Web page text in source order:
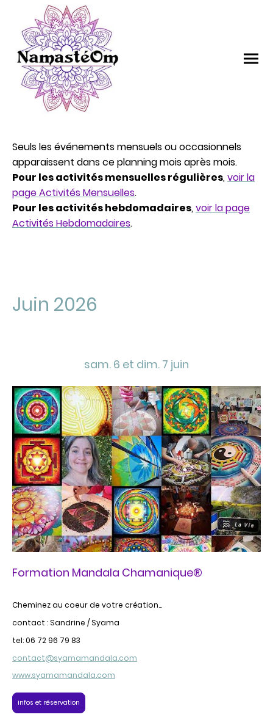
Seuls les événements mensuels ou occasionnels
apparaissent dans ce planning mois après mois.
Pour les activités mensuelles régulières, voir la
page Activités Mensuelles.
Pour les activités hebdomadaires, voir la page
Activités Hebdomadaires.
Juin 2026
sam. 6 et dim. 7 juin
Formation Mandala Chamanique®
Cheminez au coeur de votre création...
contact : Sandrine / Syama
tel: 06 72 96 79 83
contact@syamamandala.com
www.syamamandala.com
infos et réservation